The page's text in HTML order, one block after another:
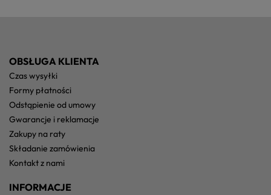
OBSŁUGA KLIENTA
czas wysyłki
formy płatności
odstąpienie od umowy
gwarancje i reklamacje
zakupy na raty
składanie zamówienia
kontakt z nami
INFORMACJE